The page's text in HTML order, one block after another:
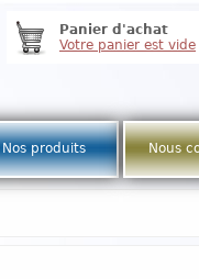
Panier d'achat
Votre panier est vide
Nos produits Nous